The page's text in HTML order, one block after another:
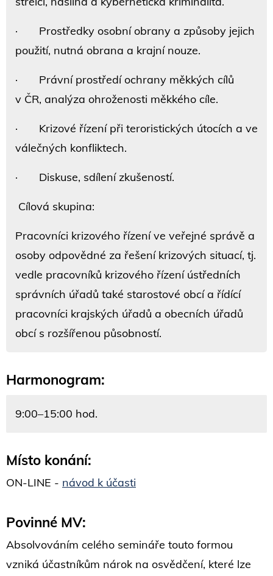
· Prostředky osobní obrany a způsoby jejich
použití, nutná obrana a krajní nouze.
· Právní prostředí ochrany měkkých cílů
v ČR, analýza ohroženosti měkkého cíle.
· Krizové řízení při teroristických útocích a ve
válečných konfliktech.
· Diskuse, sdílení zkušeností.
Cílová skupina:
Pracovníci krizového řízení ve veřejné správě a
osoby odpovědné za řešení krizových situací, tj.
vedle pracovníků krizového řízení ústředních
správních úřadů také starostové obcí a řídící
pracovníci krajských úřadů a obecních úřadů
obcí s rozšířenou působností.
Harmonogram:
9:00–15:00 hod.
Místo konání:
ON-LINE - návod k účasti
Povinné MV:
Absolvováním celého semináře touto formou
vzniká účastníkům nárok na osvědčení, které lze